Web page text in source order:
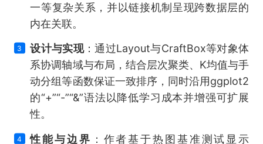
一等复杂关系，并以链接机制呈现跨数据层的
内在关联。
3 设计与实现：通过Layout与CraftBox等对象体
系协调轴域与布局，结合层次聚类、K均值与手
动分组等函数保证一致排序，同时沿用ggplot2
的“+”“-”“&”语法以降低学习成本并增强可扩展
性。
4 性能与边界 ：作者基于热图基准测试显示